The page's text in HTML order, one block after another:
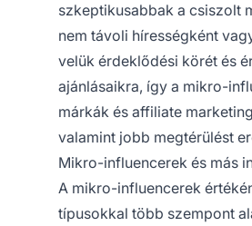
szkeptikusabbak a csiszolt
nem távoli hírességként
velük érdeklődési körét és
ajánlásaikra, így a mikro-
márkák és affiliate
valamint jobb megtérülést
Mikro-influencerek és más
A mikro-influencerek
típusokkal több szempont